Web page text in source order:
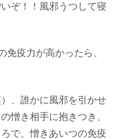
ぞ！！風邪うつして寝
免疫力が高かったら、
、誰かに風邪を引かせ
憎き相手に抱きつき、
で、憎きあいつの免疫